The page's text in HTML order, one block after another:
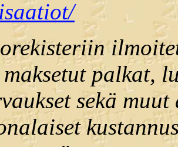
palkat,
sekä